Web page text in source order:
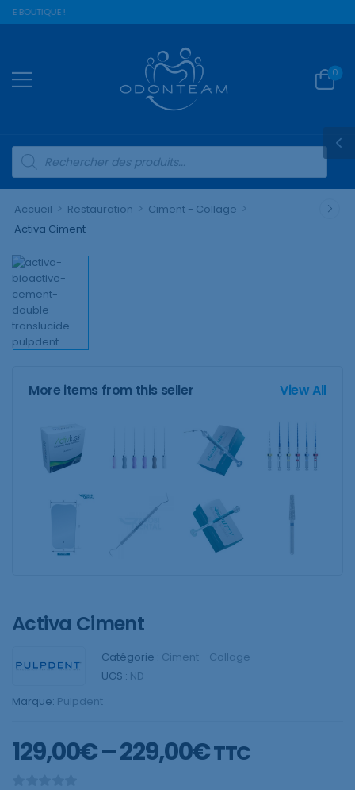
BOUTIQUE !
0
Accueil > Restauration > Ciment - Collage >
Activa Ciment
More items from this seller View All
Activa Ciment
Catégorie : Ciment - Collage
UGS : ND
Marque: Pulpdent
129,00€–229,00€TTC